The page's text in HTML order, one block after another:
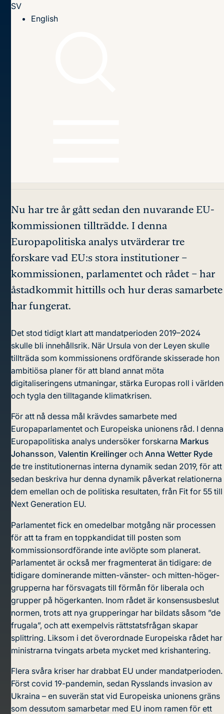
SV
English
Nu har tre år gått sedan den nuvarande EU-
kommissionen tillträdde. I denna
Europapolitiska analys utvärderar tre
forskare vad EU:s stora institutioner –
kommissionen, parlamentet och rådet – har
åstadkommit hittills och hur deras samarbete
har fungerat.
Det stod tidigt klart att mandatperioden 2019–2024
skulle bli innehållsrik. När Ursula von der Leyen skulle
tillträda som kommissionens ordförande skisserade hon
ambitiösa planer för att bland annat möta
digitaliseringens utmaningar, stärka Europas roll i världen
och tygla den tilltagande klimatkrisen.
För att nå dessa mål krävdes samarbete med
Europaparlamentet och Europeiska unionens råd. I denna
Europapolitiska analys undersöker forskarna Markus
Johansson,Valentin Kreilinger ochAnna Wetter Ryde
de tre institutionernas interna dynamik sedan 2019, för att
sedan beskriva hur denna dynamik påverkat relationerna
dem emellan och de politiska resultaten, från Fit for 55 till
Next Generation EU.
Parlamentet fick en omedelbar motgång när processen
för att ta fram en toppkandidat till posten som
kommissionsordförande inte avlöpte som planerat.
Parlamentet är också mer fragmenterat än tidigare: de
tidigare dominerande mitten-vänster- och mitten-höger-
grupperna har försvagats till förmån för liberala och
grupper på högerkanten. Inom rådet är konsensusbeslut
normen, trots att nya grupperingar har bildats såsom ”de
frugala”, och att exempelvis rättstatsfrågan skapar
splittring. Liksom i det överordnade Europeiska rådet har
ministrarna tvingats arbeta mycket med krishantering.
Flera svåra kriser har drabbat EU under mandatperioden.
Först covid 19-pandemin, sedan Rysslands invasion av
Ukraina – en suverän stat vid Europeiska unionens gräns
som dessutom samarbetar med EU inom ramen för ett